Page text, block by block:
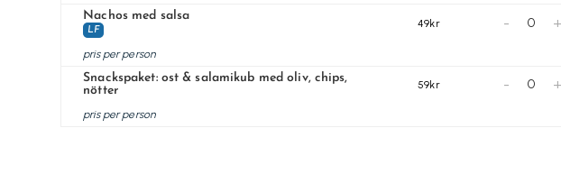
Nachos med salsa
LF
49kr - +
pris per person
Snackspaket: ost & salamikub med oliv, chips,
nötter
59kr - +
pris per person